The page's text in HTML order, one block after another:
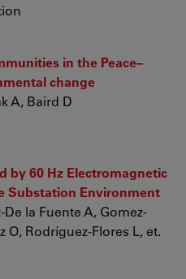
in the Peace–
change
A, Baird D
by 60 Hz Electromagnetic
Substation Environment
la Fuente A, Gomez-
O, Rodríguez-Flores L, et.